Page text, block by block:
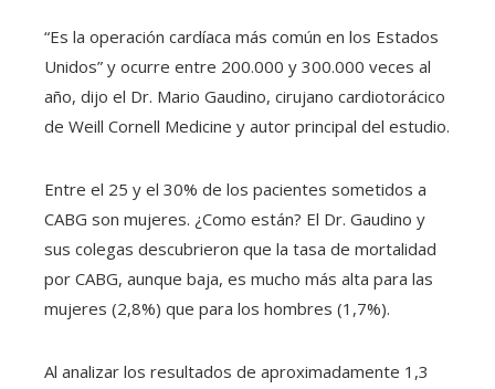
“Es la operación cardíaca más común en los Estados
Unidos” y ocurre entre 200.000 y 300.000 veces al
año, dijo el Dr. Mario Gaudino, cirujano cardiotorácico
de Weill Cornell Medicine y autor principal del estudio.
Entre el 25 y el 30% de los pacientes sometidos a
CABG son mujeres. ¿Como están? El Dr. Gaudino y
sus colegas descubrieron que la tasa de mortalidad
por CABG, aunque baja, es mucho más alta para las
mujeres (2,8%) que para los hombres (1,7%).
Al analizar los resultados de aproximadamente 1,3